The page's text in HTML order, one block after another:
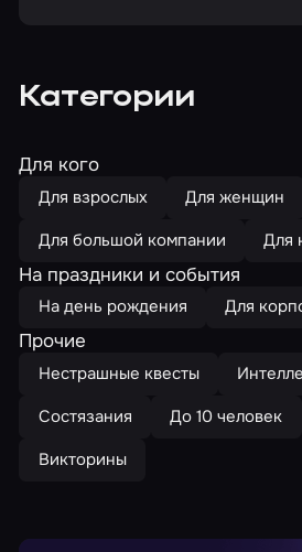
Категории
Для кого
Для взрослых Для женщин
Для большой компании
Для
На праздники и события
На день рождения Для
Прочие
Нестрашные квесты
Состязания
До 10 человек
Викторины